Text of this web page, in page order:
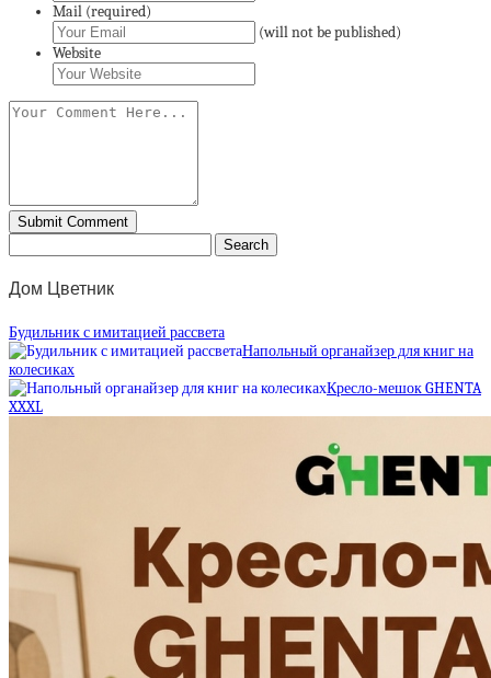
Mail (required)
(will not be published)
Website
Дом Цветник
Будильник с имитацией рассвета
Напольный органайзер для книг на
колесиках
Кресло-мешок GHENTA
XXXL